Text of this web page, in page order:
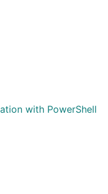
with PowerShell